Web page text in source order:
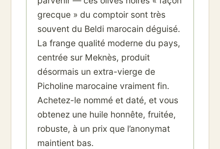
grecque » du comptoir sont très
souvent du Beldi marocain déguisé.
La frange qualité moderne du pays,
centrée sur Meknès, produit
désormais un extra-vierge de
Picholine marocaine vraiment fin.
Achetez-le nommé et daté, et vous
obtenez une huile honnête, fruitée,
robuste, à un prix que l’anonymat
maintient bas.